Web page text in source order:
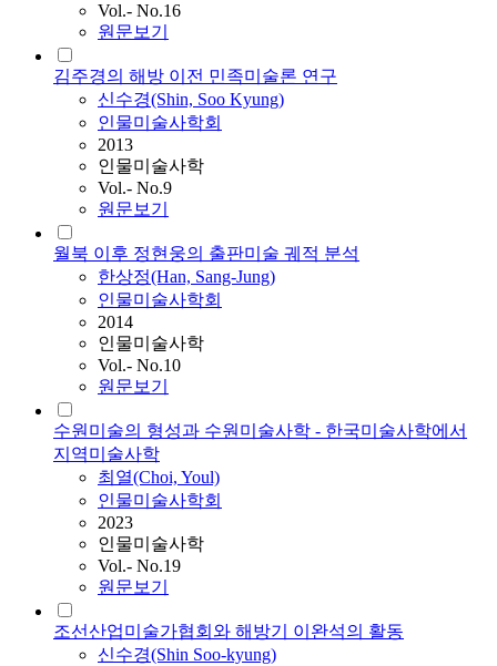
Vol.- No.16
원문보기
김주경의 해방 이전 민족미술론 연구
신수경(Shin, Soo Kyung)
인물미술사학회
2013
인물미술사학
Vol.- No.9
원문보기
월북 이후 정현웅의 출판미술 궤적 분석
한상정(Han, Sang-Jung)
인물미술사학회
2014
인물미술사학
Vol.- No.10
원문보기
수원미술의 형성과 수원미술사학 - 한국미술사학에서
지역미술사학
최열(Choi, Youl)
인물미술사학회
2023
인물미술사학
Vol.- No.19
원문보기
조선산업미술가협회와 해방기 이완석의 활동
신수경(Shin Soo-kyung)